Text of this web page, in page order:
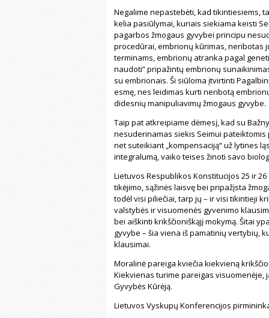
Negalime nepastebėti, kad tikintiesiems,
kelia pasiūlymai, kuriais siekiama keisti
pagarbos žmogaus gyvybei principu
procedūrai, embrionų kūrimas, neribotas
terminams, embrionų atranka pagal
naudoti” pripažintų embrionų
su embrionais. Ši siūloma įtvirtinti
esmę, nes leidimas kurti neribotą
didesnių manipuliavimų žmogaus gyvybe.
Taip pat atkreipiame dėmesį, kad su
nesuderinamas siekis Seimui
net suteikiant „kompensaciją“ už lytines
integralumą, vaiko teises žinoti savo
Lietuvos Respublikos Konstitucijos 25 ir
tikėjimo, sąžinės laisvę bei pripažįsta
todėl visi piliečiai, tarp jų – ir visi tikintieji
valstybės ir visuomenės gyvenimo
bei aiškinti krikščioniškąjį mokymą. Šitai
gyvybe – šia viena iš pamatinių vertybių,
klausimai.
Moralinė pareiga kviečia kiekvieną
Kiekvienas turime pareigas
Gyvybės Kūrėją.
Lietuvos Vyskupų Konferencijos